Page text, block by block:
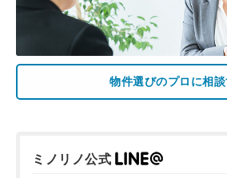
物件選びのプロに相
ミノリノ公式